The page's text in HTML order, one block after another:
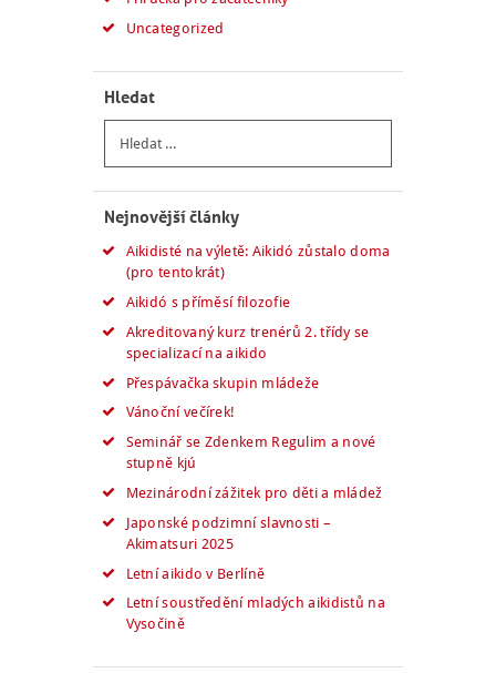
Uncategorized
Hledat
Nejnovější články
Aikidisté na výletě: Aikidó zůstalo doma
(pro tentokrát)
Aikidó s příměsí filozofie
Akreditovaný kurz trenérů 2. třídy se
specializací na aikido
Přespávačka skupin mládeže
Vánoční večírek!
Seminář se Zdenkem Regulim a nové
stupně kjú
Mezinárodní zážitek pro děti a mládež
Japonské podzimní slavnosti –
Akimatsuri 2025
Letní aikido v Berlíně
Letní soustředění mladých aikidistů na
Vysočině